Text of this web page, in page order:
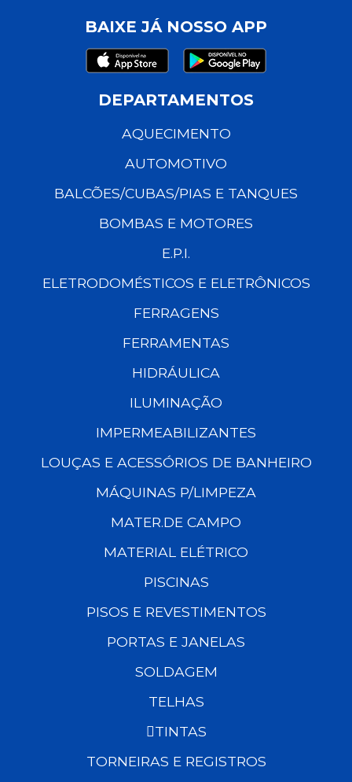
BAIXE JÁ NOSSO APP
DEPARTAMENTOS
AQUECIMENTO
AUTOMOTIVO
BALCÕES/CUBAS/PIAS E TANQUES
BOMBAS E MOTORES
E.P.I.
ELETRODOMÉSTICOS E ELETRÔNICOS
FERRAGENS
FERRAMENTAS
HIDRÁULICA
ILUMINAÇÃO
IMPERMEABILIZANTES
LOUÇAS E ACESSÓRIOS DE BANHEIRO
MÁQUINAS P/LIMPEZA
MATER.DE CAMPO
MATERIAL ELÉTRICO
PISCINAS
PISOS E REVESTIMENTOS
PORTAS E JANELAS
SOLDAGEM
TELHAS
TINTAS
TORNEIRAS E REGISTROS